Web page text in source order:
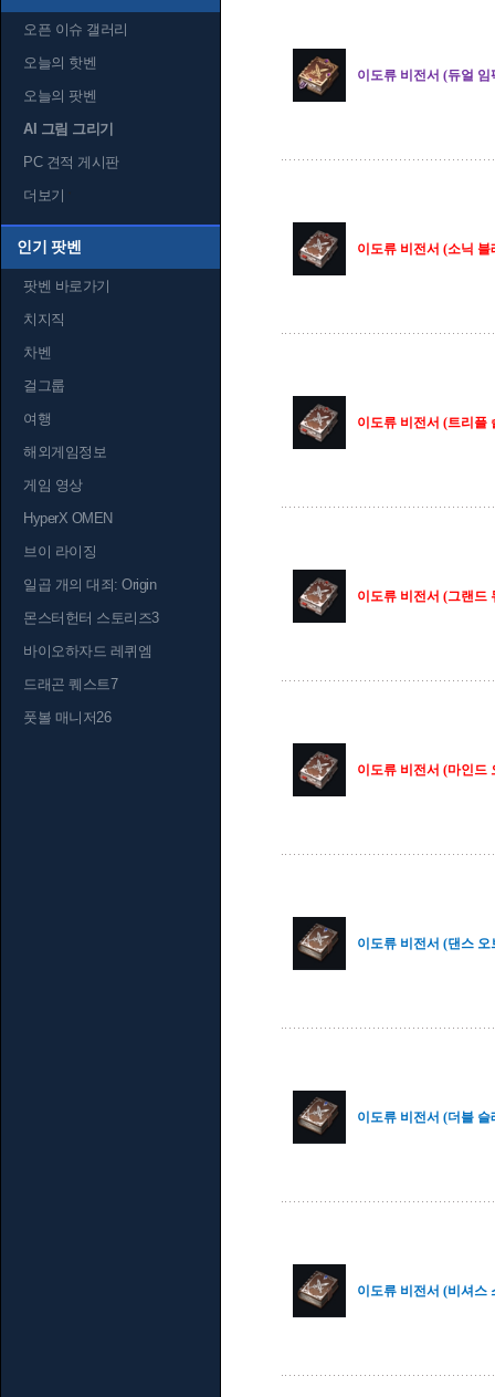
오픈 이슈 갤러리
오늘의 핫벤
오늘의 팟벤
AI 그림 그리기
PC 견적 게시판
더보기
인기 팟벤
팟벤 바로가기
치지직
차벤
걸그룹
여행
해외게임정보
게임 영상
HyperX OMEN
브이 라이징
일곱 개의 대죄: Origin
몬스터헌터 스토리즈3
바이오하자드 레퀴엠
드래곤 퀘스트7
풋볼 매니저26
이도류 비전서 (듀얼 임
이도류 비전서 (소닉
이도류 비전서 (트리플
이도류 비전서 (그랜드
이도류 비전서 (마인드
이도류 비전서 (댄스
이도류 비전서 (더블 슬
이도류 비전서 (비셔스